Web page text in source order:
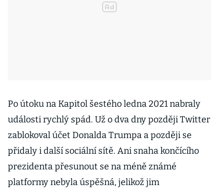
Po útoku na Kapitol šestého ledna 2021 nabraly
události rychlý spád. Už o dva dny později Twitter
zablokoval účet Donalda Trumpa a později se
přidaly i další sociální sítě. Ani snaha končícího
prezidenta přesunout se na méně známé
platformy nebyla úspěšná, jelikož jim